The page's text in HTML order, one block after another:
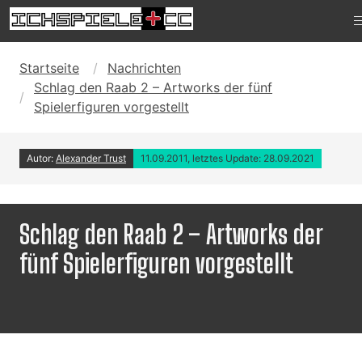
Startseite
Nachrichten
Schlag den Raab 2 – Artworks der fünf
Spielerfiguren vorgestellt
Autor: Alexander Trust 11.09.2011, letztes Update: 28.09.2021
Schlag den Raab 2 – Artworks der
fünf Spielerfiguren vorgestellt